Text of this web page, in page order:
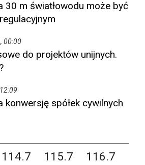
30 m światłowodu może być
00:00
do projektów unijnych.
konwersję spółek cywilnych
114.7 115.7
116.7